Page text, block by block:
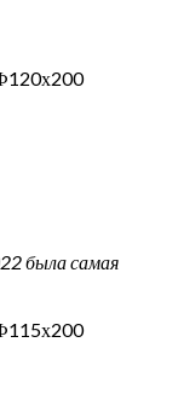
была самая